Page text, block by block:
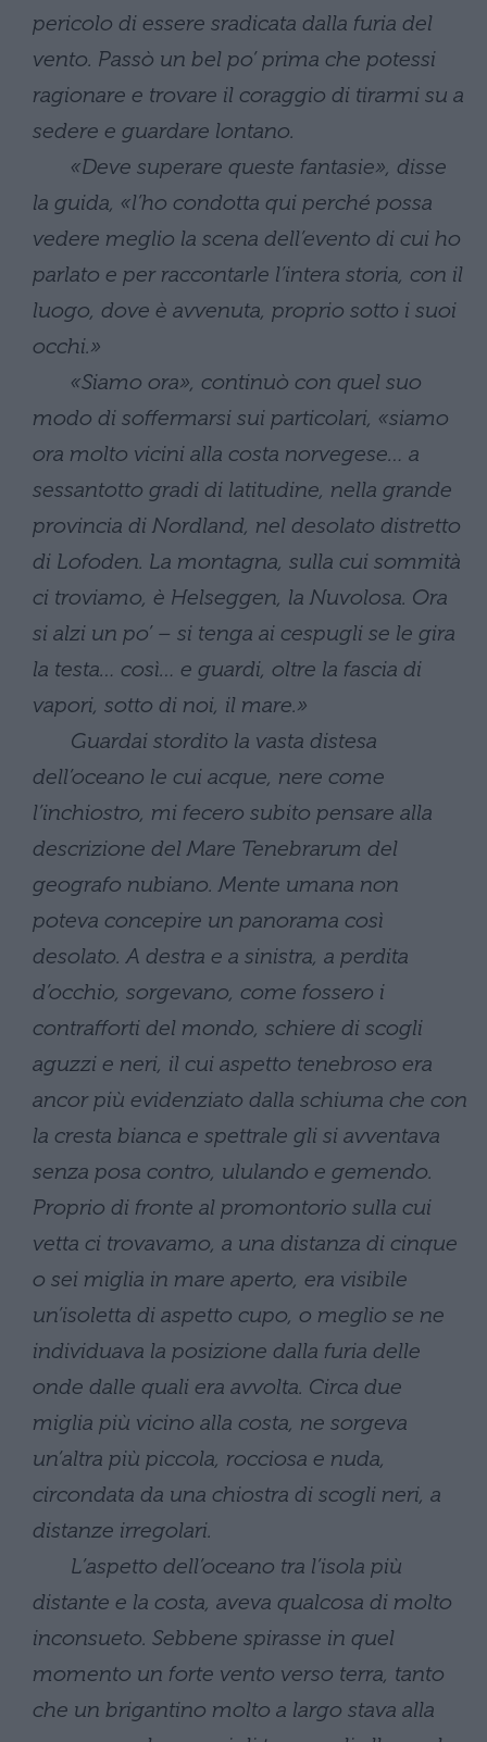
pericolo di essere sradicata dalla furia del
vento. Passò un bel po’ prima che potessi
ragionare e trovare il coraggio di tirarmi su a
sedere e guardare lontano.
«Deve superare queste fantasie», disse
la guida, «l’ho condotta qui perché possa
vedere meglio la scena dell’evento di cui ho
parlato e per raccontarle l’intera storia, con il
luogo, dove è avvenuta, proprio sotto i suoi
occhi.»
«Siamo ora», continuò con quel suo
modo di soffermarsi sui particolari, «siamo
ora molto vicini alla costa norvegese… a
sessantotto gradi di latitudine, nella grande
provincia di Nordland, nel desolato distretto
di Lofoden. La montagna, sulla cui sommità
ci troviamo, è Helseggen, la Nuvolosa. Ora
si alzi un po’ – si tenga ai cespugli se le gira
la testa… così… e guardi, oltre la fascia di
vapori, sotto di noi, il mare.»
Guardai stordito la vasta distesa
dell’oceano le cui acque, nere come
l’inchiostro, mi fecero subito pensare alla
descrizione del Mare Tenebrarum del
geografo nubiano. Mente umana non
poteva concepire un panorama così
desolato. A destra e a sinistra, a perdita
d’occhio, sorgevano, come fossero i
contrafforti del mondo, schiere di scogli
aguzzi e neri, il cui aspetto tenebroso era
ancor più evidenziato dalla schiuma che con
la cresta bianca e spettrale gli si avventava
senza posa contro, ululando e gemendo.
Proprio di fronte al promontorio sulla cui
vetta ci trovavamo, a una distanza di cinque
o sei miglia in mare aperto, era visibile
un’isoletta di aspetto cupo, o meglio se ne
individuava la posizione dalla furia delle
onde dalle quali era avvolta. Circa due
miglia più vicino alla costa, ne sorgeva
un’altra più piccola, rocciosa e nuda,
circondata da una chiostra di scogli neri, a
distanze irregolari.
L’aspetto dell’oceano tra l’isola più
distante e la costa, aveva qualcosa di molto
inconsueto. Sebbene spirasse in quel
momento un forte vento verso terra, tanto
che un brigantino molto a largo stava alla